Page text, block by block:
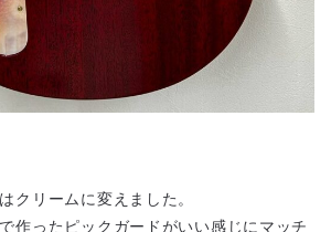
クリームに変えました。
作ったピックガードがいい感じにマッチ